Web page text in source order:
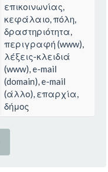
επικοινωνίας,
κεφάλαιο, πόλη,
δραστηριότητα,
περιγραφή (www),
λέξεις-κλειδιά
(www), e-mail
(domain), e-mail
(άλλο), επαρχία,
δήμος